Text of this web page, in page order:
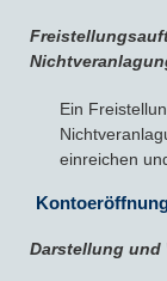
Ein
einreichen
Darstellung und